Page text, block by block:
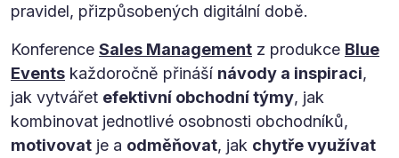
pravidel, přizpůsobených digitální době.
Konference Sales Management z produkce Blue
Events každoročně přináší návody a inspiraci,
jak vytvářet efektivní obchodní týmy, jak
kombinovat jednotlivé osobnosti obchodníků,
motivovat je a odměňovat, jak chytře využívat